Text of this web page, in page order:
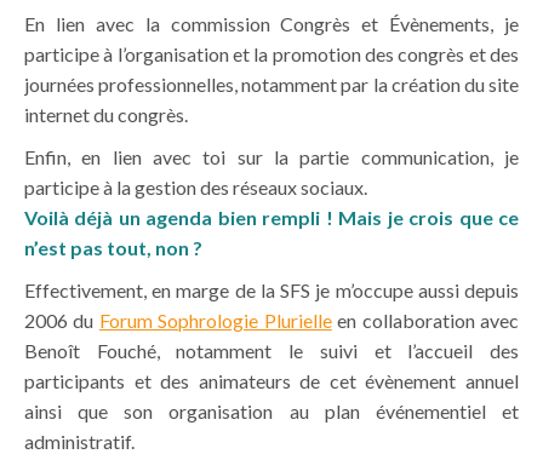
En lien avec la commission Congrès et Évènements, je
participe à l’organisation et la promotion des congrès et des
journées professionnelles, notamment par la création du site
internet du congrès.
Enfin, en lien avec toi sur la partie communication, je
participe à la gestion des réseaux sociaux.
Voilà déjà un agenda bien rempli ! Mais je crois que ce
n’est pas tout, non ?
Effectivement, en marge de la SFS je m’occupe aussi depuis
2006 du Forum Sophrologie Plurielleen collaboration avec
Benoît Fouché, notamment le suivi et l’accueil des
participants et des animateurs de cet évènement annuel
ainsi que son organisation au plan événementiel et
administratif.